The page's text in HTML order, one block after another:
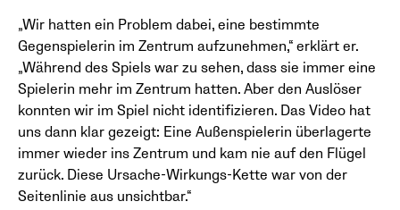
„Wir hatten ein Problem dabei, eine bestimmte
Gegenspielerin im Zentrum aufzunehmen,“ erklärt er.
„Während des Spiels war zu sehen, dass sie immer eine
Spielerin mehr im Zentrum hatten. Aber den Auslöser
konnten wir im Spiel nicht identifizieren. Das Video hat
uns dann klar gezeigt: Eine Außenspielerin überlagerte
immer wieder ins Zentrum und kam nie auf den Flügel
zurück. Diese Ursache-Wirkungs-Kette war von der
Seitenlinie aus unsichtbar.“